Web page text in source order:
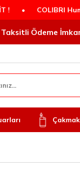
Humidorlarda %35
Ödeme